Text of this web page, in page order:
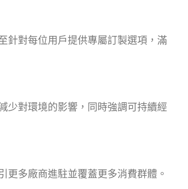
針對每位用戶提供專屬訂製選項，滿
少對環境的影響，同時強調可持續經
更多廠商進駐並覆蓋更多消費群體。